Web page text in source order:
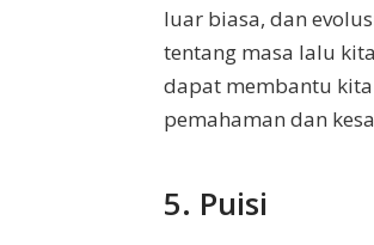
luar biasa, dan
tentang masa lalu
dapat membantu
pemahaman dan
5. Puisi